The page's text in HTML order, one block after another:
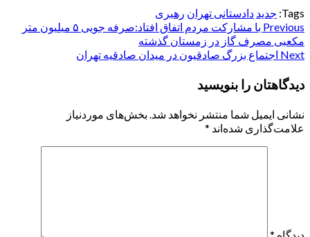
Tags: جدید دادستانی تهران رهبری
Post
navigation
Previous
با مشارکت مردم اتفاق افتاد:صرفه جویی ۵ میلیون متر
مکعبی مصرف گاز در زمستان گذشته
Next اجتماع بزرگ صادقیون در میدان صادقیه تهران
دیدگاهتان را بنویسید
نشانی ایمیل شما منتشر نخواهد شد. بخش‌های موردنیاز
علامت‌گذاری شده‌اند *